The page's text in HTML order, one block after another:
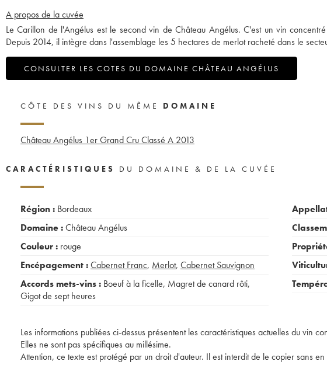
A propos de la cuvée
Le Carillon de l'Angélus est le second vin de Château Angélus. C'est un vin
Depuis 2014, il intègre dans l'assemblage les 5 hectares de merlot racheté dans le
CONSULTER LES COTES DU DOMAINE CHÂTEAU ANGÉLUS
CÔTE DES VINS DU MÊME
DOMAINE
Château Angélus 1er Grand Cru Classé A 2013
CARACTÉRISTIQUES DU DOMAINE & DE LA CUVÉE
Région : Bordeaux
Domaine :Château Angélus
Couleur : rouge
Encépagement :Cabernet Franc, Merlot, Cabernet Sauvignon
Accords mets-vins : Boeuf à la ficelle, Magret de canard rôti,
Gigot de sept heures
Les informations publiées ci-dessus présentent les caractéristiques actuelles du vin
Elles ne sont pas spécifiques au millésime.
Attention, ce texte est protégé par un droit d'auteur. Il est interdit de le copier sans